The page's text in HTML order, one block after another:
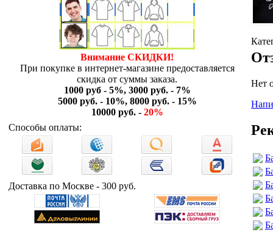
Внимание СКИДКИ!
При покупке в интернет-магазине предоставляется
скидка от суммы заказа.
1000 руб - 5%, 3000 руб. - 7%
5000 руб. - 10%, 8000 руб. - 15%
10000 руб. - 20%
Способы оплаты:
Доставка по Москве - 300 руб.
Нет